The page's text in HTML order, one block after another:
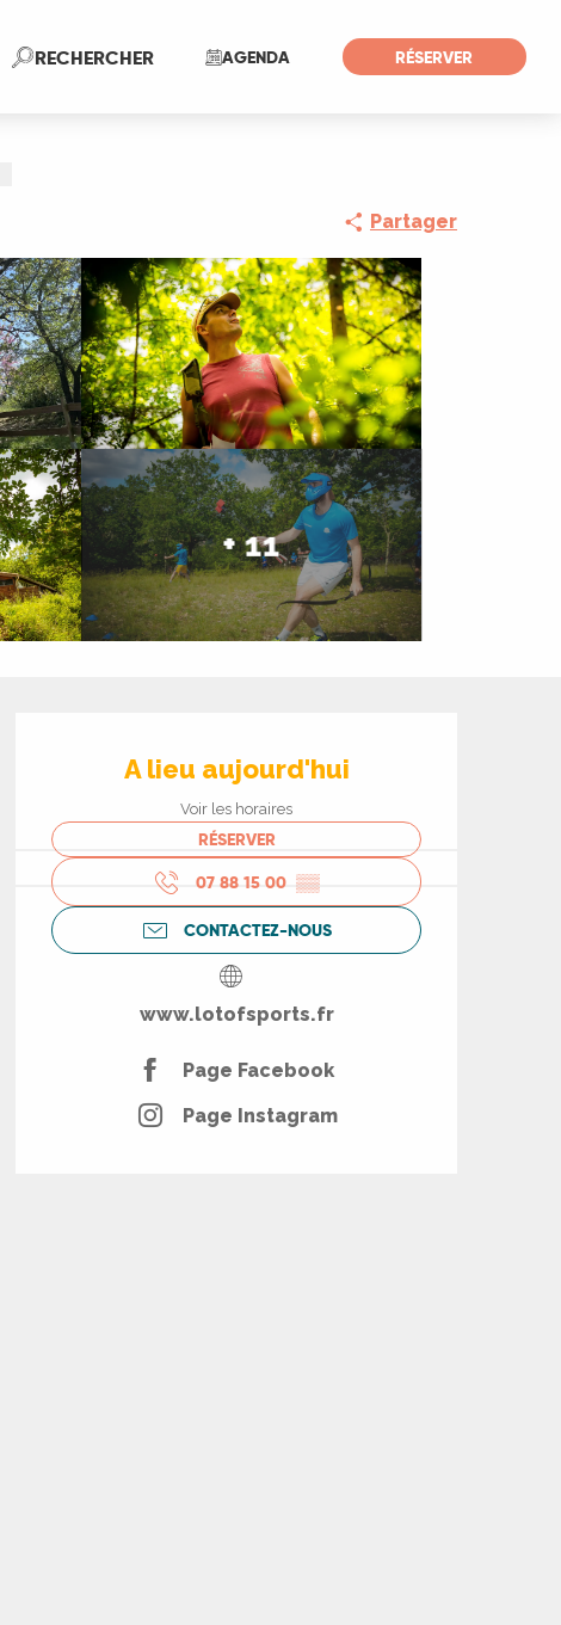
AGENDA RÉSERVER
RECHERCHERRecherche
Partager
+ 11
Ouverture et
A lieu aujourd'hui
Voir les horaires
RÉSERVER
07 88 15 00 ▒▒
CONTACTEZ-NOUS
www.lotofsports.fr
Page Facebook
Page Instagram